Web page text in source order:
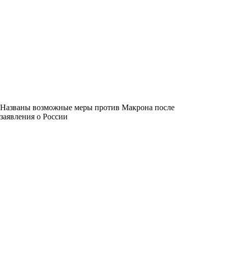
Названы возможные меры против Макрона после
заявления о России